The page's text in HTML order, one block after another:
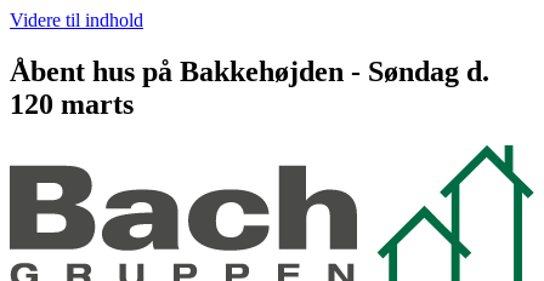
Videre til indhold
Åbent hus på Bakkehøjden - Søndag d.
120 marts